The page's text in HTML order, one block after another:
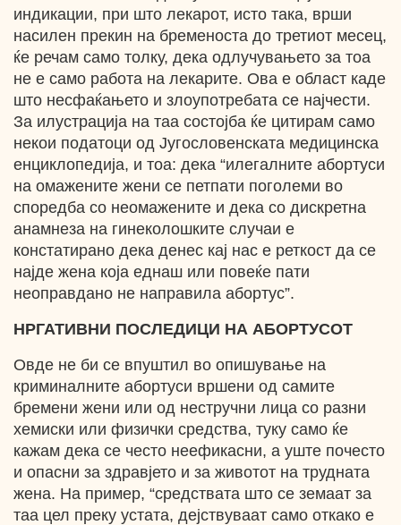
индикации, при што лекарот, исто така, врши
насилен прекин на бременоста до третиот месец,
ќе речам само толку, дека одлучувањето за тоа
не е само работа на лекарите. Ова е област каде
што несфаќањето и злоупотребата се најчести.
За илустрација на таа состојба ќе цитирам само
некои податоци од Југословенската медицинска
енциклопедија, и тоа: дека “илегалните абортуси
на омажените жени се петпати поголеми во
споредба со неомажените и дека со дискретна
анамнеза на гинеколошките случаи е
констатирано дека денес кај нас е реткост да се
најде жена која еднаш или повеќе пати
неоправдано не направила абортус”.
НРГАТИВНИ ПОСЛЕДИЦИ НА АБОРТУСОТ
Овде не би се впуштил во опишување на
криминалните абортуси вршени од самите
бремени жени или од нестручни лица со разни
хемиски или физички средства, туку само ќе
кажам дека се често неефикасни, а уште почесто
и опасни за здравјето и за животот на трудната
жена. На пример, “средствата што се земаат за
таа цел преку устата, дејствуваат само откако е